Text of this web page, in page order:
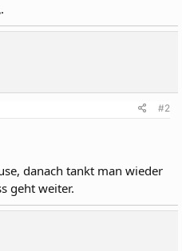
.
#2
danach tankt man wieder
geht weiter.